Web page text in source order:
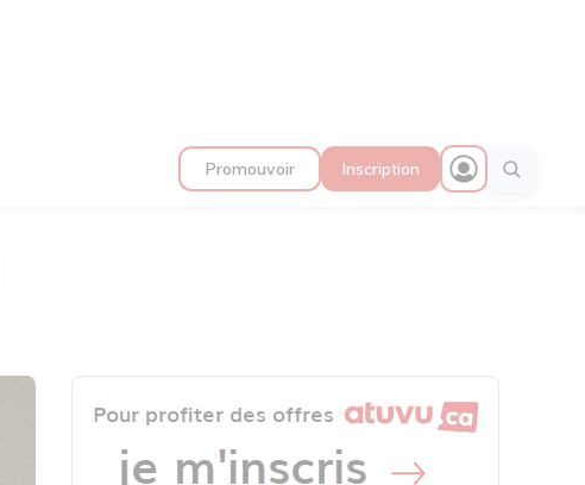
Promouvoir Inscription